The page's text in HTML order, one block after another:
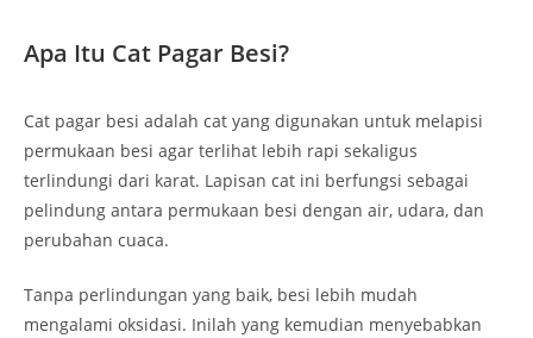
Apa Itu Cat Pagar Besi?
Cat pagar besi adalah cat yang digunakan untuk melapisi
permukaan besi agar terlihat lebih rapi sekaligus
terlindungi dari karat. Lapisan cat ini berfungsi sebagai
pelindung antara permukaan besi dengan air, udara, dan
perubahan cuaca.
Tanpa perlindungan yang baik, besi lebih mudah
mengalami oksidasi. Inilah yang kemudian menyebabkan